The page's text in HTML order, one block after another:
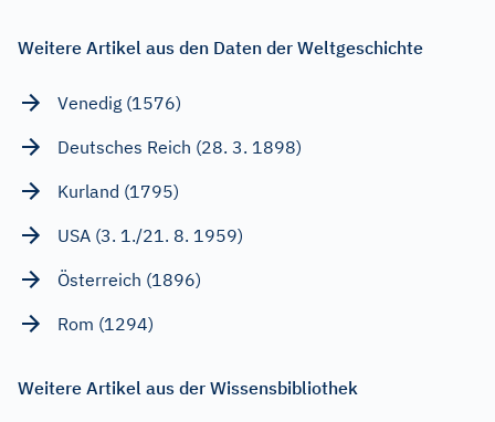
Weitere Artikel aus den Daten der Weltgeschichte
Venedig (1576)
Deutsches Reich (28. 3. 1898)
Kurland (1795)
USA (3. 1./21. 8. 1959)
Österreich (1896)
Rom (1294)
Weitere Artikel aus der Wissensbibliothek